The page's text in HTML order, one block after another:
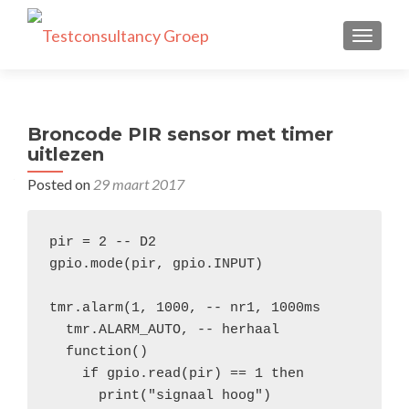
Broncode PIR sensor met timer
uitlezen
Posted on 29 maart 2017
pir = 2 -- D2
gpio.mode(pir, gpio.INPUT)
tmr.alarm(1, 1000, -- nr1, 1000ms
  tmr.ALARM_AUTO, -- herhaal
  function()
    if gpio.read(pir) == 1 then
      print("signaal hoog")